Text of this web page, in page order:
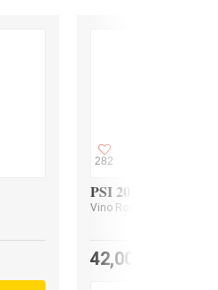
282
PSI 2023
Vino Rosso
42,00